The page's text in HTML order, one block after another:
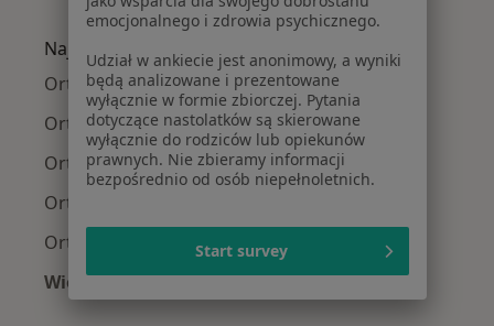
Więcej w kategorii: Najczęście leczone
Najpopularniejsze ubezpieczenia
Ortopedzi z TU Zdrowie w Gdańsku
Ortopedzi z Medicover w Gdańsku
Ortopedzi z Allianz w Gdańsku
Ortopedzi z POLMED w Gdańsku
Ortopedzi z Signal Iduna w Gdańsku
Więcej (5)
Więcej w kategorii: Najpopularniejsze
emocjonalnego i zdrowia psychicznego.
Udział w ankiecie jest anonimowy, a wyniki
będą analizowane i prezentowane
wyłącznie w formie zbiorczej. Pytania
dotyczące nastolatków są skierowane
wyłącznie do rodziców lub opiekunów
prawnych. Nie zbieramy informacji
bezpośrednio od osób niepełnoletnich.
Start survey